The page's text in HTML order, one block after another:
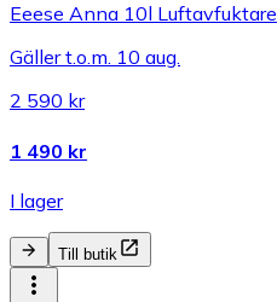
Eeese Anna 10l Luftavfuktare
Gäller t.o.m. 10 aug.
2 590 kr
1 490 kr
I lager
Till butik